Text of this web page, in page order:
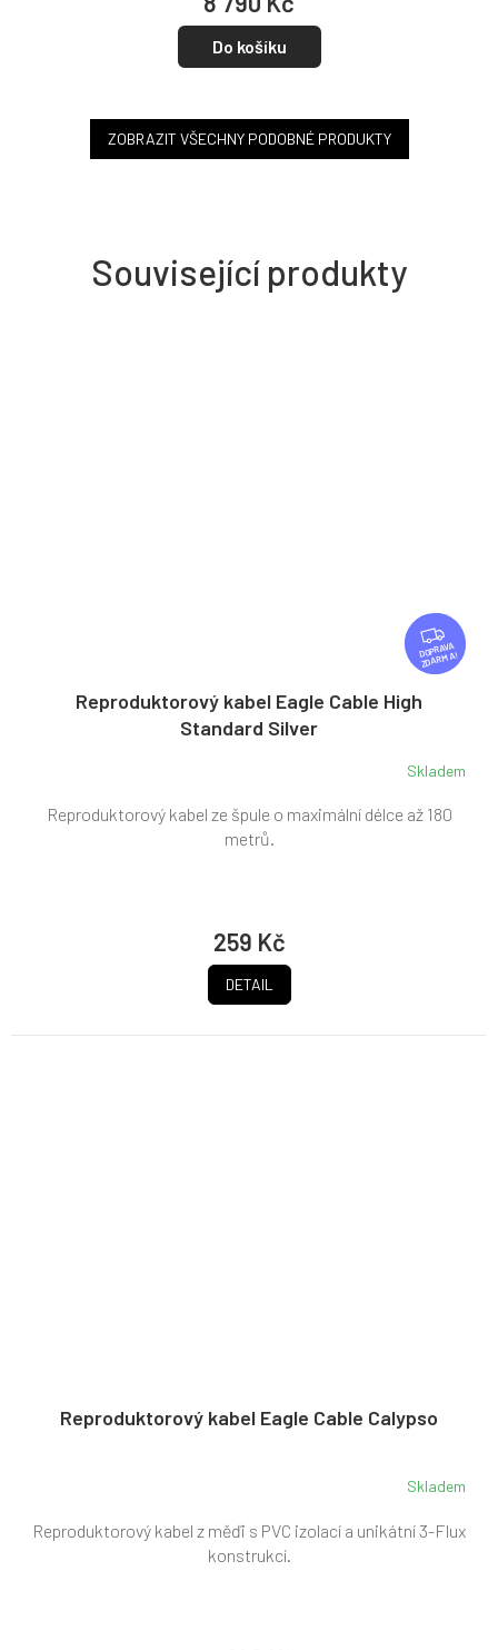
Související produkty
Z
D
A
ZDARMA
Reproduktorový kabel Eagle Cable High
Standard Silver
Skladem
259 Kč
DETAIL
Reproduktorový kabel ze špule o maximální délce až 180
metrů.
Reproduktorový kabel Eagle Cable Calypso
Skladem
Reproduktorový kabel z měďi s PVC izolací a unikátní 3-Flux
konstrukcí.
Do košíku
ZOBRAZIT VŠECHNY PODOBNÉ PRODUKTY